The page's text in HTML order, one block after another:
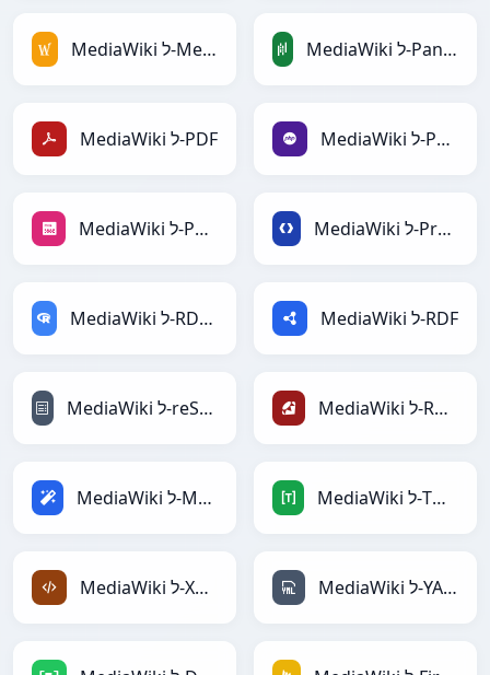
MediaWiki ל-MediaWiki MediaWiki ל-PandasDataFrame
MediaWiki ל-PDF MediaWiki ל-PHP
MediaWiki ל-PNG MediaWiki ל-Protobuf
MediaWiki ל-RDataFrame MediaWiki ל-RDF
MediaWiki ל-reStructuredText MediaWiki ל-Ruby
MediaWiki ל-Magic MediaWiki ל-TOML
MediaWiki ל-XML MediaWiki ל-YAML